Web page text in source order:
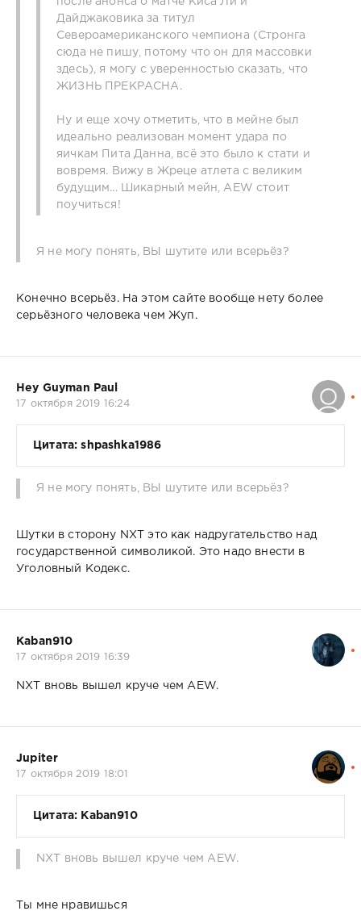
Дайджаковика за титул
Североамериканского чемпиона (Стронга
сюда не пишу, потому что он для массовки
здесь), я могу с уверенностью сказать, что
ЖИЗНЬ ПРЕКРАСНА.
Ну и еще хочу отметить, что в мейне был
идеально реализован момент удара по
яичкам Пита Данна, всё это было к стати и
вовремя. Вижу в Жреце атлета с великим
будущим... Шикарный мейн, AEW стоит
поучиться!
Я не могу понять, ВЫ шутите или всерьёз?
Конечно всерьёз. На этом сайте вообще нету более
серьёзного человека чем Жуп.
Hey Guyman Paul
17 октября 2019 16:24
Цитата: shpashka1986
Я не могу понять, ВЫ шутите или всерьёз?
Шутки в сторону NXT это как надругательство над
государственной символикой. Это надо внести в
Уголовный Кодекс.
Kaban910
17 октября 2019 16:39
NXT вновь вышел круче чем AEW.
Jupiter
17 октября 2019 18:01
Цитата: Kaban910
NXT вновь вышел круче чем AEW.
Ты мне нравишься